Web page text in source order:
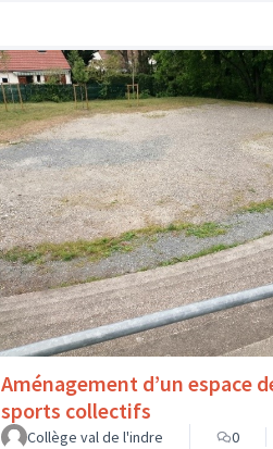
Aménagement d’un espace
sports collectifs
Collège val de l'indre
0